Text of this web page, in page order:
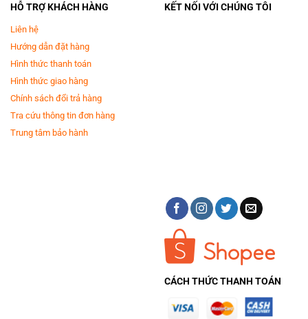
HỖ TRỢ KHÁCH HÀNG
Liên hệ
Hướng dẫn đặt hàng
Hình thức thanh toán
Hình thức giao hàng
Chính sách đổi trả hàng
Tra cứu thông tin đơn hàng
Trung tâm bảo hành
KẾT NỐI VỚI CHÚNG TÔI
CÁCH THỨC THANH TOÁN